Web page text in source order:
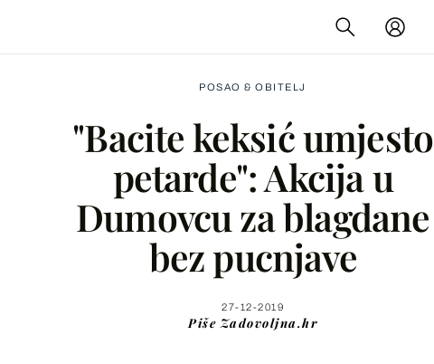
POSAO & OBITELJ
"Bacite keksić umjesto
petarde": Akcija u
Dumovcu za blagdane
bez pucnjave
27-12-2019
Piše Zadovoljna.hr
Facebook